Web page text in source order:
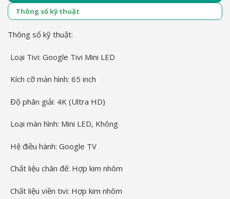
Thông số kỹ thuật
Thông số kỹ thuật:
Loại Tivi: Google Tivi Mini LED
Kích cỡ màn hình: 65 inch
Độ phân giải: 4K (Ultra HD)
Loại màn hình: Mini LED, Không
Hệ điều hành: Google TV
Chất liệu chân đế: Hợp kim nhôm
Chất liệu viền tivi: Hợp kim nhôm